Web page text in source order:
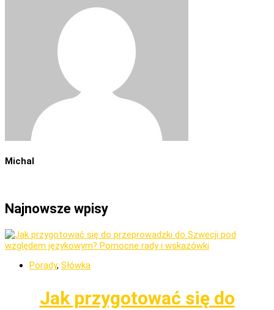
Michal
Najnowsze wpisy
Porady, Słówka
Jak przygotować się do